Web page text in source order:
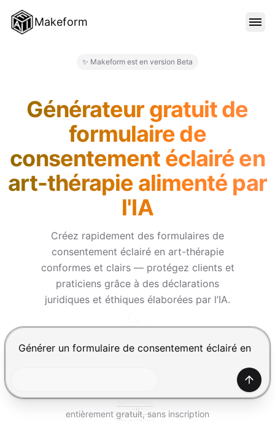
Makeform
TARIFS
SE CONNECTER
ESSAYER GRATUITEMENT
✨ Makeform est en version Beta
Générateur gratuit de
formulaire de
consentement éclairé en
art-thérapie alimenté par
l'IA
Créez rapidement des formulaires de
consentement éclairé en art-thérapie
conformes et clairs — protégez clients et
praticiens grâce à des déclarations
juridiques et éthiques élaborées par l’IA.
Appuyez sur Entrée pour envoyer, Maj+Entrée pour
entièrement gratuit, sans inscription